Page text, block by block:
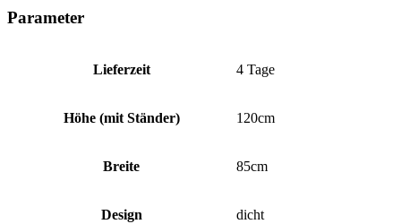
Parameter
Lieferzeit 4 Tage
Höhe (mit Ständer) 120cm
Breite 85cm
Design dicht